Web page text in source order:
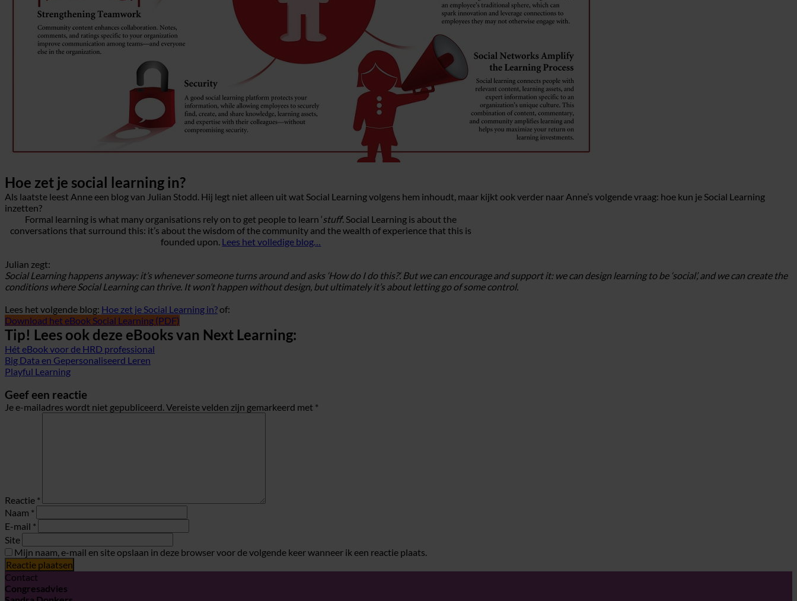
Hoe zet je social learning in?
Als laatste leest Anne een blog van Julian Stodd. Hij legt niet alleen uit wat Social Learning volgens hem inhoudt, maar kijkt ook verder naar Anne’s volgende vraag: hoe kun je Social Learning
inzetten?
Formal learning is what many organisations rely on to get people to learn ‘stuff‘. Social Learning is about the
conversations that surround this: it’s about the wisdom of the community and the wealth of experience that this is
founded upon. Lees het volledige blog…
Julian zegt:
Social Learning happens anyway: it’s whenever someone turns around and asks ‘How do I do this?‘. But we can encourage and support it: we can design learning to be ‘social’, and we can create the
conditions where Social Learning can thrive. It won’t happen without design, but ultimately it’s about letting go of some control.
Lees het volgende blog: Hoe zet je Social Learning in?of:
Download het eBook Social Learning (PDF)
Tip! Lees ook deze eBooks van Next Learning:
Hét eBook voor de HRD professional
Big Data en Gepersonaliseerd Leren
Playful Learning
Geef een reactie
Je e-mailadres wordt niet gepubliceerd. Vereiste velden zijn gemarkeerd met *
Reactie *
Naam *
E-mail *
Site
Mijn naam, e-mail en site opslaan in deze browser voor de volgende keer wanneer ik een reactie plaats.
Contact
Congresadvies